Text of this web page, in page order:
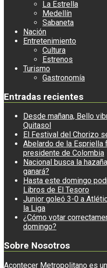
La Estrella
Medellín
Sabaneta
Nación
Entretenimiento
Cultura
Estrenos
Turismo
Gastronomía
Entradas recientes
Desde mañana, Bello
Quitasol
El Festival del Chorizo
Abelardo de la Espriella
presidente de Colombia
Nacional busca la
ganará?
Hasta este domingo
Libros de El Tesoro
Junior goleó 3-0 a
la Liga
¿Cómo votar
domingo?
Sobre Nosotros
Acontecer Metropolitano es